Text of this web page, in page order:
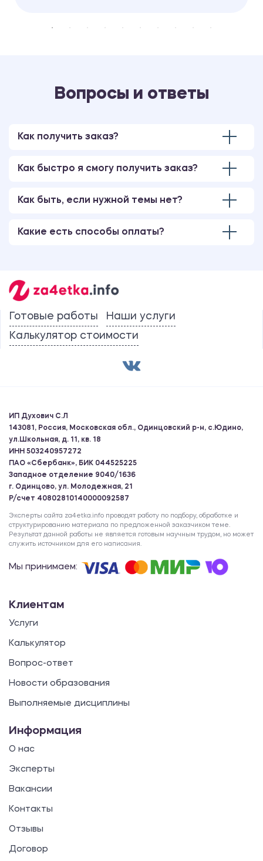
Вопросы и ответы
Как получить заказ?
Как быстро я смогу получить заказ?
Как быть, если нужной темы нет?
Какие есть способы оплаты?
Готовые работы
Наши услуги
Калькулятор стоимости
ИП Духович С.Л
143081, Россия, Московская обл., Одинцовский р-н, с.Юдино,
ул.Школьная, д. 11, кв. 18
ИНН 503240957272
ПАО «Сбербанк», БИК 044525225
Западное отделение 9040/1636
г. Одинцово, ул. Молодежная, 21
Р/счет 40802810140000092587
Эксперты сайта za4etka.info проводят работу по подбору, обработке и
структурированию материала по предложенной заказчиком теме.
Результат данной работы не является готовым научным трудом, но может
служить источником для его написания.
Мы принимаем:
Клиентам
Услуги
Калькулятор
Вопрос-ответ
Новости образования
Выполняемые дисциплины
Информация
О нас
Эксперты
Вакансии
Контакты
Отзывы
Договор